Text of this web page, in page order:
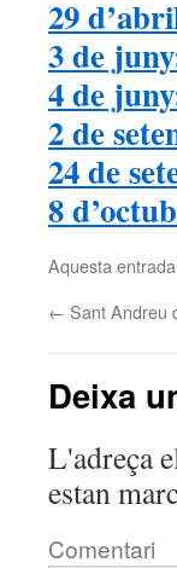
29
3 de
4 de
2 de
24 de
8
Aquesta
← Sant Andreu
Deixa
L'adreça
estan
Comentari